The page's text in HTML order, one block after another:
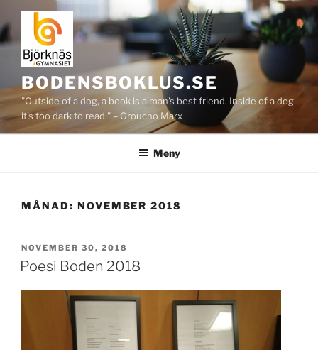
Hoppa
till
innehåll
BODENSBOKLUS.SE
"Outside of a dog, a book is a man's best friend. Inside of a dog
it's too dark to read." – Groucho Marx
Meny
MÅNAD: NOVEMBER 2018
PUBLICERAT
NOVEMBER 30, 2018
Poesi Boden 2018